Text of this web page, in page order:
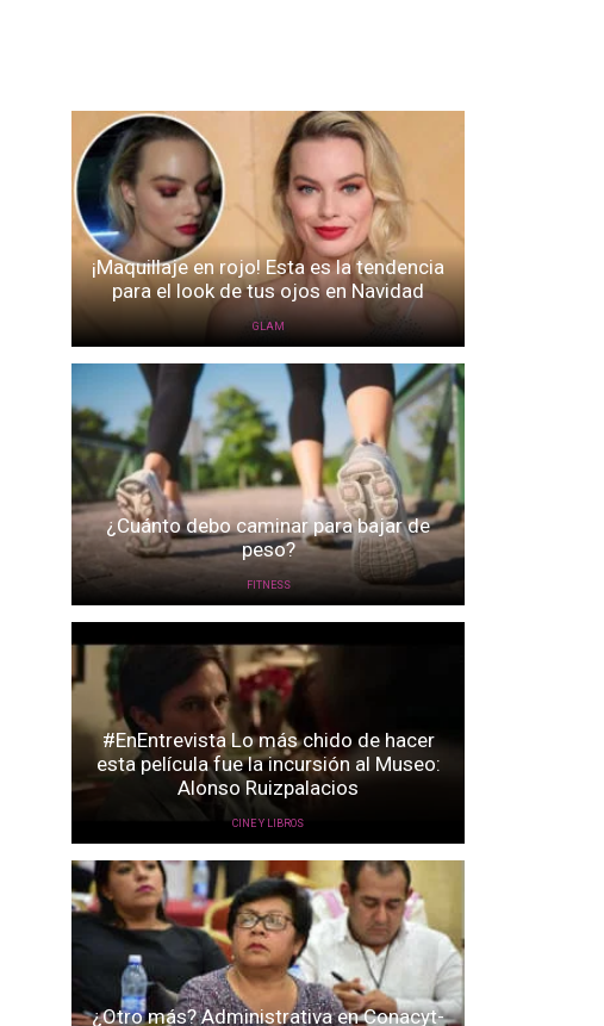
¡Maquillaje en rojo! Esta es la tendencia
para el look de tus ojos en Navidad
GLAM
¿Cuánto debo caminar para bajar de
peso?
FITNESS
#EnEntrevista Lo más chido de hacer
esta película fue la incursión al Museo:
Alonso Ruizpalacios
CINE Y LIBROS
¿Otro más? Administrativa en Conacyt-